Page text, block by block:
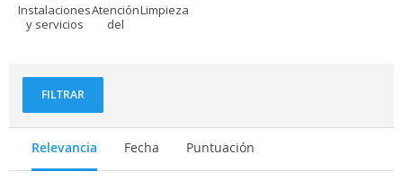
Instalaciones
y servicios
Atención
del
Limpieza
FILTRAR
Relevancia Fecha Puntuación